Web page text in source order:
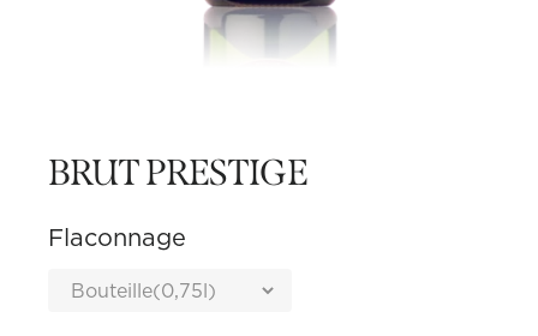
BRUT PRESTIGE
Flaconnage